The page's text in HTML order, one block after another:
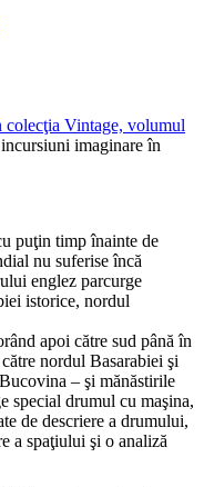
colecţia Vintage, volumul
imaginare în
puţin timp înainte de
nu suferise încă
englez parcurge
istorice, nordul
apoi către sud până în
nordul Basarabiei şi
– şi mănăstirile
special drumul cu maşina,
de descriere a drumului,
a spaţiului şi o analiză